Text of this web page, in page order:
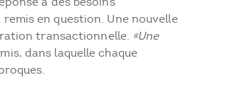
en question. Une nouvelle
transactionnelle. «Une
dans laquelle chaque